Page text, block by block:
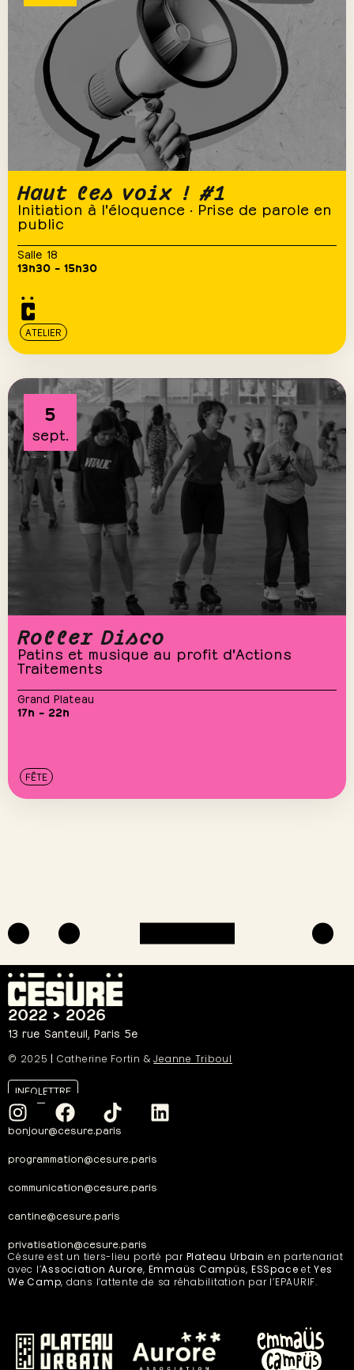
Haut les voix ! #1
Initiation à l'éloquence · Prise de parole en
public
Salle 18
13h30 – 15h30
ATELIER
5
sept.
Roller Disco
Patins et musique au profit d'Actions
Traitements
Grand Plateau
17h – 22h
FÊTE
2022 > 2026
13 rue Santeuil, Paris 5e
© 2025 | Catherine Fortin &Jeanne Triboul
INFOLETTRE
bonjour@cesure.paris
programmation@cesure.paris
communication@cesure.paris
cantine@cesure.paris
privatisation@cesure.paris
Césure est un tiers-lieu porté par Plateau Urbain en partenariat
avec l’Association Aurore, Emmaüs Campüs, ESSpaceetYes
We Camp, dans l’attente de sa réhabilitation par l’EPAURIF.